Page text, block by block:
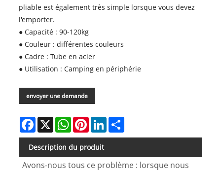
pliable est également très simple lorsque vous devez
l'emporter.
● Capacité : 90-120kg
● Couleur : différentes couleurs
● Cadre : Tube en acier
● Utilisation : Camping en périphérie
envoyer une demande
Facebook
X WhatsAppPinterestLinkedInShare
Description du produit
Avons-nous tous ce problème : lorsque nous